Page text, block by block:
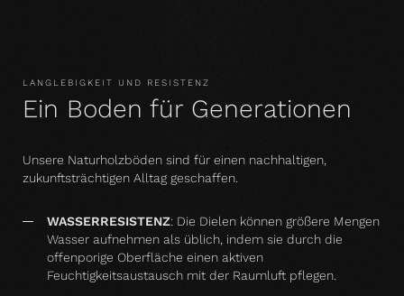
LANGLEBIGKEIT UND RESISTENZ
Ein Boden für Generationen
Unsere Naturholzböden sind für einen nachhaltigen,
zukunftsträchtigen Alltag geschaffen.
WASSERRESISTENZ: Die Dielen können größere Mengen
Wasser aufnehmen als üblich, indem sie durch die
offenporige Oberfläche einen aktiven
Feuchtigkeitsaustausch mit der Raumluft pflegen.